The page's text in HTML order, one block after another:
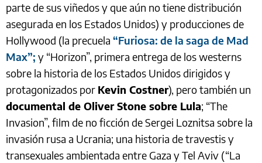
parte de sus viñedos y que aún no tiene distribución
asegurada en los Estados Unidos) y producciones de
Hollywood (la precuela “Furiosa: de la saga de Mad
Max”; y “Horizon”, primera entrega de los westerns
sobre la historia de los Estados Unidos dirigidos y
protagonizados por Kevin Costner), pero también un
documental de Oliver Stone sobre Lula; “The
Invasion”, film de no ficción de Sergei Loznitsa sobre la
invasión rusa a Ucrania; una historia de travestis y
transexuales ambientada entre Gaza y Tel Aviv (“La